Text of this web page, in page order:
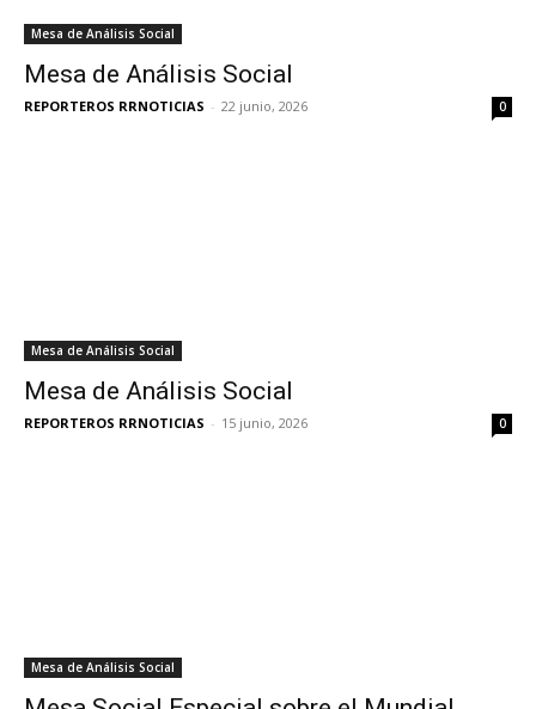
Mesa de Análisis Social
Mesa de Análisis Social
REPORTEROS RRNOTICIAS - 22 junio, 2026 0
Mesa de Análisis Social
Mesa de Análisis Social
REPORTEROS RRNOTICIAS - 15 junio, 2026 0
Mesa de Análisis Social